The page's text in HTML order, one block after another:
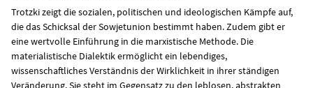
Trotzki zeigt die sozialen, politischen und ideologischen Kämpfe auf,
die das Schicksal der Sowjetunion bestimmt haben. Zudem gibt er
eine wertvolle Einführung in die marxistische Methode. Die
materialistische Dialektik ermöglicht ein lebendiges,
wissenschaftliches Verständnis der Wirklichkeit in ihrer ständigen
Veränderung. Sie steht im Gegensatz zu den leblosen, abstrakten